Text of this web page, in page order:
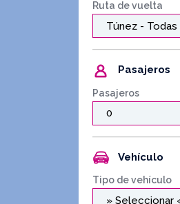
Ruta de vuelta
Pasajeros
Pasajeros
Vehículo
Tipo de vehículo